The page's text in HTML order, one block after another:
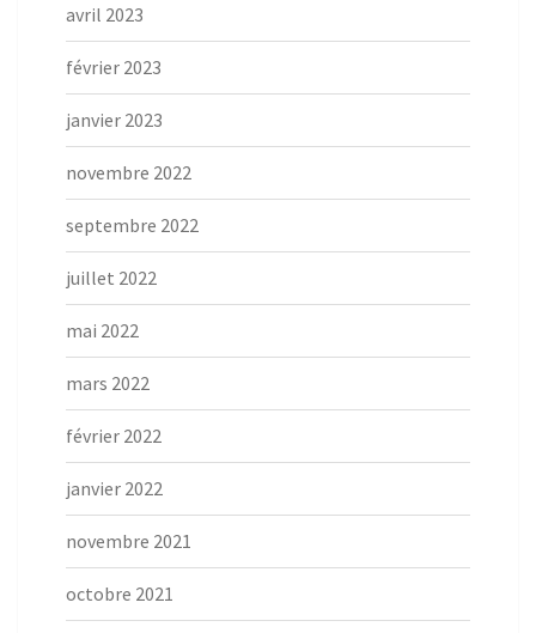
avril 2023
février 2023
janvier 2023
novembre 2022
septembre 2022
juillet 2022
mai 2022
mars 2022
février 2022
janvier 2022
novembre 2021
octobre 2021